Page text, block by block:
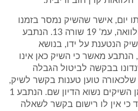
אותו יום, אישר שהשיק נמסר בזמנו
לתובע כנגד חוב או הלוואה, עמ' 19 שורה 13. הנתבע
הנטענת על ידו, בנושא
מאשר כי השיק כאן אינו
בבקשה לביטול הגבלה
טוען טענות בקשר לשיק,
כאילו מדובר באחד מן השיקים נשוא הדיון שם. הנתבע 1
שורה 5, מעיד כי אין לו רישום בקשר לשאלה